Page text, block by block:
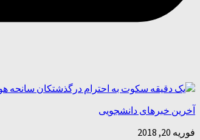
آخرین خبرهای دانشجویی
فوریه 20, 2018